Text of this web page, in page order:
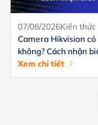
07/08/2026Kiến
Camera Hikvision có
không? Cách nhận
tránh hiệu quả
Xem chi tiết